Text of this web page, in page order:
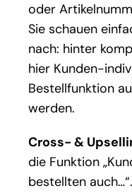
oder
Sie schauen
nach: hinter
hier Kunden-
Bestellfunktion
werden.
Cross- &
die Funktion
bestellten